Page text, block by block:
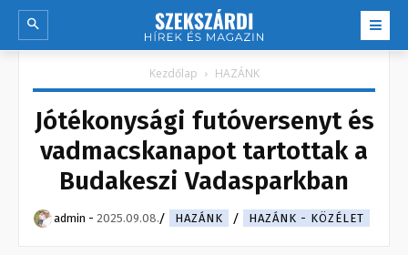
Kezdőlap HAZÁNK
Jótékonysági futóversenyt és
vadmacskanapot tartottak a
Budakeszi Vadasparkban
admin - 2025.09.08. HAZÁNK HAZÁNK - KÖZÉLET